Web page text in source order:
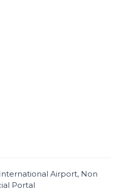
Airport, Non
Portal